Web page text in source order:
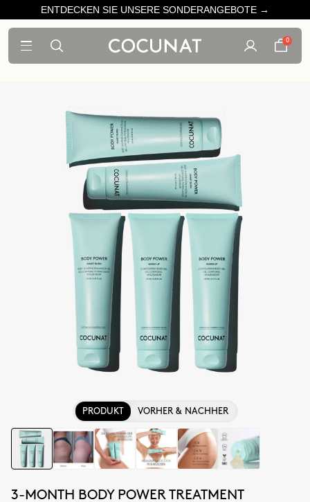
ENTDECKEN SIE UNSERE SONDERANGEBOTE →
0
PRODUKT VORHER & NACHHER
3-MONTH BODY POWER TREATMENT